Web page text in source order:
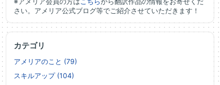
さい。アメリア公式ブログ等でご紹介させていただきます！
カテゴリ
アメリアのこと (79)
スキルアップ (104)